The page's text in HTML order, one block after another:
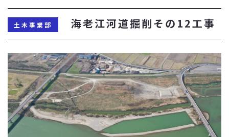
土木事業部 海老江河道掘削その12工事